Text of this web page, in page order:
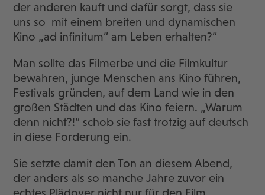
der anderen kauft und dafür sorgt, dass sie
uns so mit einem breiten und dynamischen
Kino „ad infinitum“ am Leben erhalten?“
Man sollte das Filmerbe und die Filmkultur
bewahren, junge Menschen ans Kino führen,
Festivals gründen, auf dem Land wie in den
großen Städten und das Kino feiern. „Warum
denn nicht?!“ schob sie fast trotzig auf deutsch
in diese Forderung ein.
Sie setzte damit den Ton an diesem Abend,
der anders als so manche Jahre zuvor ein